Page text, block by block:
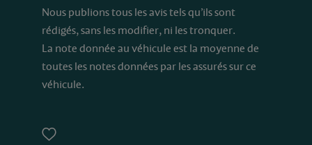
Nous publions tous les avis tels qu’ils sont
rédigés, sans les modifier, ni les tronquer.
La note donnée au véhicule est la moyenne de
toutes les notes données par les assurés sur ce
véhicule.